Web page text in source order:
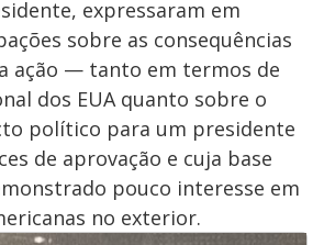
expressaram em
sobre as consequências
ação — tanto em termos de
dos EUA quanto sobre o
político para um presidente
de aprovação e cuja base
pouco interesse em
no exterior.